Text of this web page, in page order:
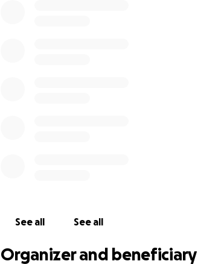
See all See all
Organizer and beneficiary